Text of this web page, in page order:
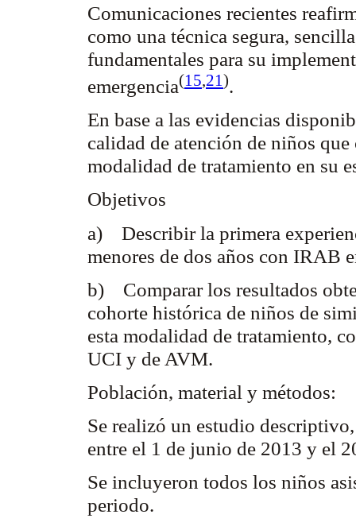
Comunicaciones recientes
como una técnica segura,
fundamentales para su
emergencia(15,21).
En base a las evidencias
calidad de atención de niños
modalidad de tratamiento en su
Objetivos
a) Describir la primera
menores de dos años con IRAB
b) Comparar los resultados
cohorte histórica de niños de
esta modalidad de tratamiento,
UCI y de AVM.
Población, material y métodos:
Se realizó un estudio
entre el 1 de junio de 2013 y el
Se incluyeron todos los niños
periodo.